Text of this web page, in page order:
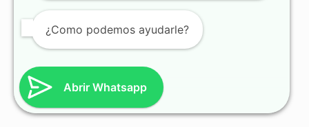
¿Como podemos ayudarle?
Abrir Whatsapp